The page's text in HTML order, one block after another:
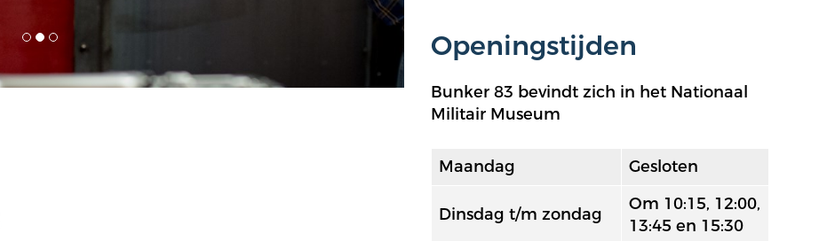
Openingstijden
Bunker 83 bevindt zich in het Nationaal
Militair Museum
Maandag Gesloten
Dinsdag t/m zondag
Om 10:15, 12:00,
13:45 en 15:30